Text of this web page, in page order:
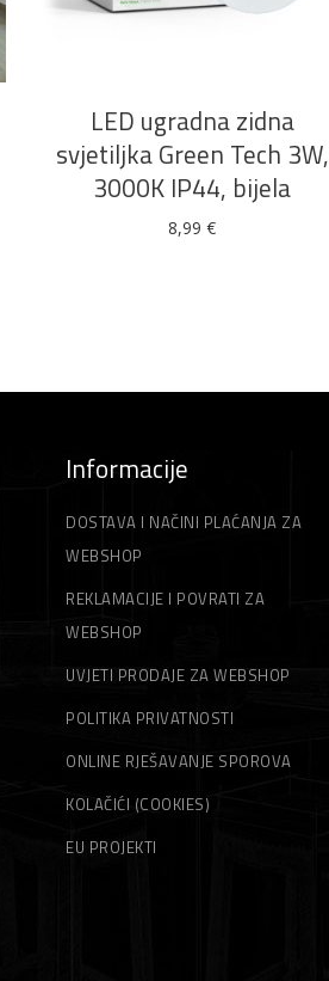
LED ugradna zidna
svjetiljka Green Tech 3W,
3000K IP44, bijela
8,99€
Informacije
DOSTAVA I NAČINI PLAĆANJA ZA
WEBSHOP
REKLAMACIJE I POVRATI ZA
WEBSHOP
UVJETI PRODAJE ZA WEBSHOP
POLITIKA PRIVATNOSTI
ONLINE RJEŠAVANJE SPOROVA
KOLAČIĆI (COOKIES)
EU PROJEKTI